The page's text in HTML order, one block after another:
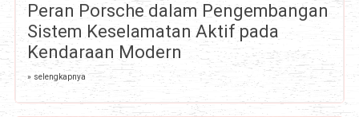
Peran Porsche dalam Pengembangan
Sistem Keselamatan Aktif pada
Kendaraan Modern
» selengkapnya